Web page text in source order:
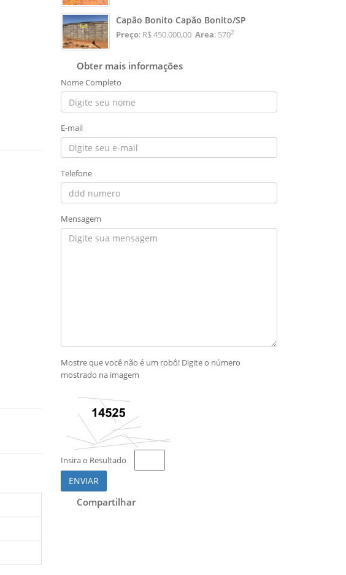
Capão Bonito Capão Bonito/SP
Preço: R$ 450.000,00 Area: 5702
Obter mais informações
Nome Completo
E-mail
Telefone
Mensagem
Mostre que você não é um robô! Digite o número
mostrado na imagem
Insira o Resultado
ENVIAR
Compartilhar